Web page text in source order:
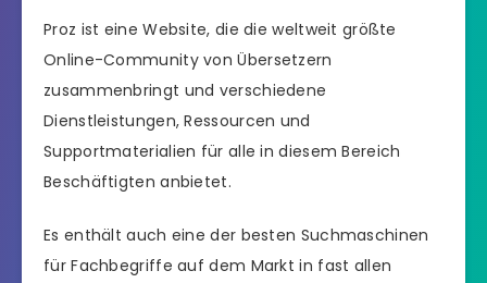
Proz ist eine Website, die die weltweit größte
Online-Community von Übersetzern
zusammenbringt und verschiedene
Dienstleistungen, Ressourcen und
Supportmaterialien für alle in diesem Bereich
Beschäftigten anbietet.
Es enthält auch eine der besten Suchmaschinen
für Fachbegriffe auf dem Markt in fast allen